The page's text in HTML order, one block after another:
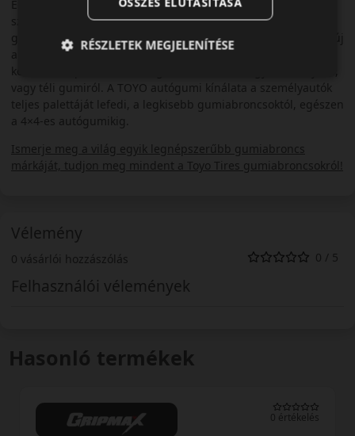
Egyre több autógyártó választja a TOYO gumikat első
szerelésre. Több távol-keleti autómárka után már az európai
gyártók is előszeretettel kínálják TOYO gumiabroncsokkal az új
autóikat. A legelismertebb teszteken évről-évre a legjobbak
között szerepelnek a TOYO gumiabroncsok, legyen szó nyári-,
vagy téli gumiról. A TOYO autógumi kínálata a személyautók
teljes palettáját lefedi, a legkisebb gumiabroncsoktól, egészen
a 4×4-es autógumikig.
Ismerje meg a világ egyik legnépszerűbb gumiabroncs
márkáját, tudjon meg mindent a Toyo Tires gumiabroncsokról!
Vélemény
0 vásárlói hozzászólás 0 / 5
Felhasználói vélemények
Hasonló termékek
0 értékelés
RÉSZLETEK MEGJELENÍTÉSE